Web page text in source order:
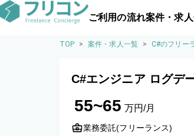
ご利用の流れ案件・求
TOP > 案件・求人一覧 > C#のフリー
C#エンジニア ログデ
55~65 万円/月
業務委託(フリーランス)